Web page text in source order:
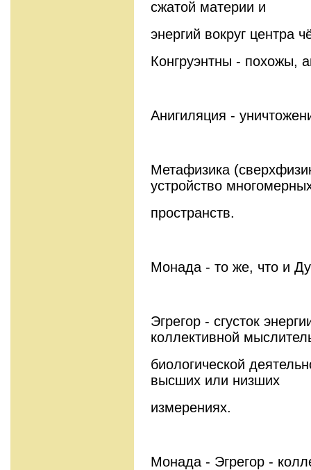
сжатой материи и
энергий вокруг центра
Конгруэнтны - похожы,
Анигиляция -
Метафизика
устройство
пространств.
Монада - то же, что и
Эгрегор - сгусток
коллективной
биологической
высших или низших
измерениях.
Монада - Эгрегор -